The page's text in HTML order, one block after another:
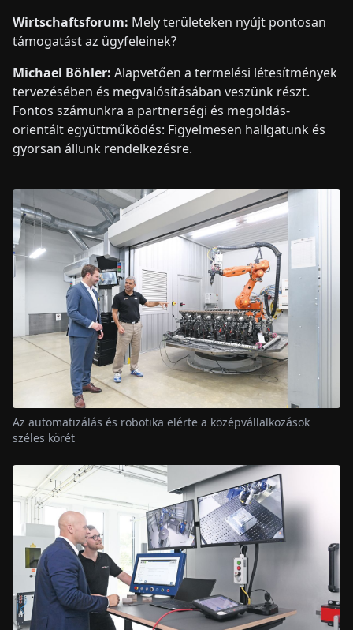
Wirtschaftsforum: Mely területeken nyújt pontosan
támogatást az ügyfeleinek?
Michael Böhler: Alapvetően a termelési létesítmények
tervezésében és megvalósításában veszünk részt.
Fontos számunkra a partnerségi és megoldás-
orientált együttműködés: Figyelmesen hallgatunk és
gyorsan állunk rendelkezésre.
Az automatizálás és robotika elérte a középvállalkozások
széles körét